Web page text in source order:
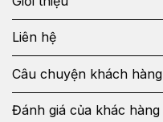
Liên hệ
Câu chuyện khách hàng
Đánh giá của khác hàng